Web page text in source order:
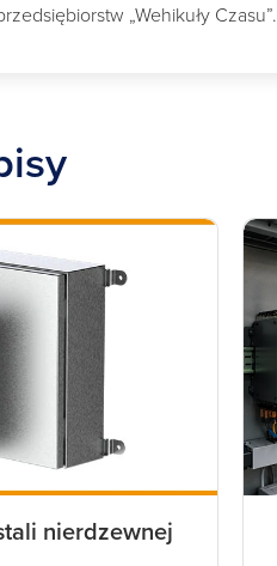
„Wehikuły Czasu”.
nierdzewnej